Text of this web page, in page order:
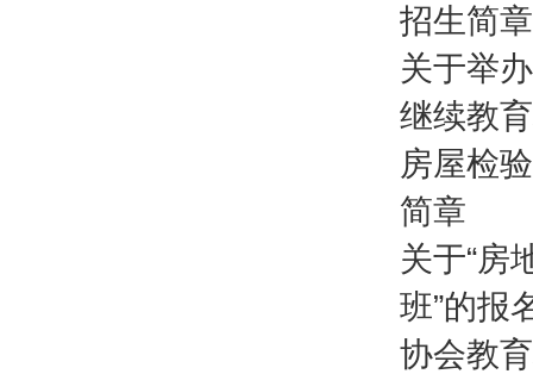
招生简章
关于举
继续教
房屋检
简章
关于“房
班”的报
协会教